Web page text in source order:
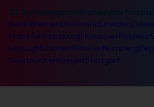
21 Schulungszentren erwarten dich
Berlin Bremen Dortmund
FrankfurtHamburgHannover
LeipzigMünchen Münster
SaarbrückenSiegen Stuttgart